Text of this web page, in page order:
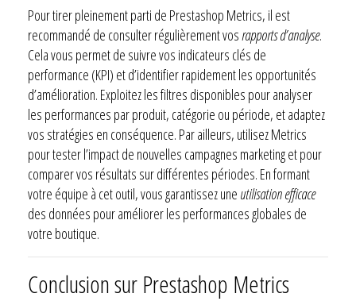
Pour tirer pleinement parti de Prestashop Metrics, il est
recommandé de consulter régulièrement vos rapports d’analyse.
Cela vous permet de suivre vos indicateurs clés de
performance (KPI) et d’identifier rapidement les opportunités
d’amélioration. Exploitez les filtres disponibles pour analyser
les performances par produit, catégorie ou période, et adaptez
vos stratégies en conséquence. Par ailleurs, utilisez Metrics
pour tester l’impact de nouvelles campagnes marketing et pour
comparer vos résultats sur différentes périodes. En formant
votre équipe à cet outil, vous garantissez une utilisation efficace
des données pour améliorer les performances globales de
votre boutique.
Conclusion sur Prestashop Metrics